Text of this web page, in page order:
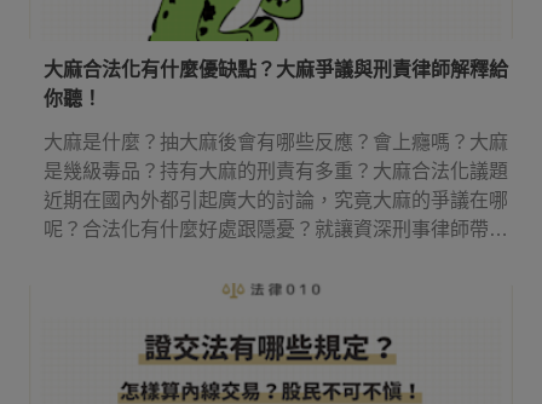
大麻合法化有什麼優缺點？大麻爭議與刑責律師解釋給
你聽！
大麻是什麼？抽大麻後會有哪些反應？會上癮嗎？大麻
是幾級毒品？持有大麻的刑責有多重？大麻合法化議題
近期在國內外都引起廣大的討論，究竟大麻的爭議在哪
呢？合法化有什麼好處跟隱憂？就讓資深刑事律師帶你